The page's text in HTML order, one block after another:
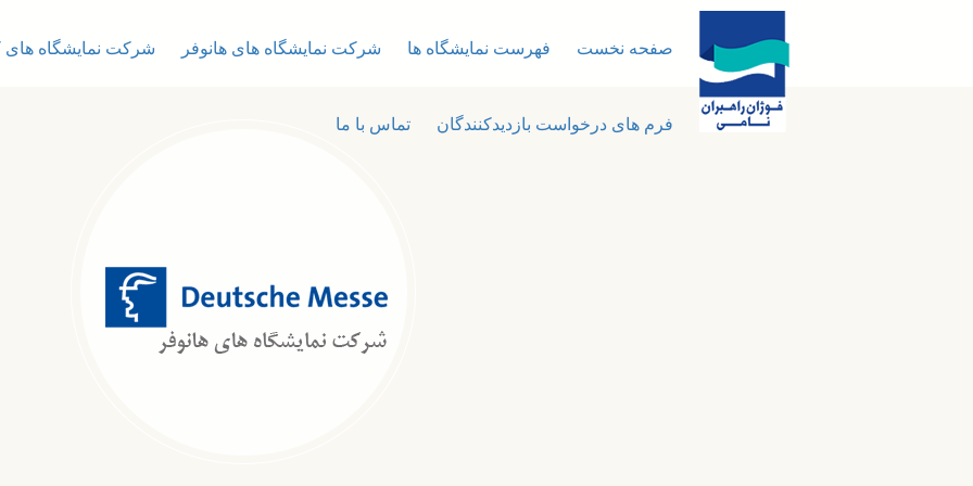
صفحه نخست فهرست نمایشگاه ها شرکت نمایشگاه های هانوفر شرکت نمایشگاه های
فرم های درخواست بازدیدکنندگان تماس با ما